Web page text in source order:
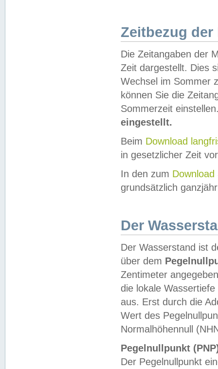
Zeitbezug der
Die Zeitangaben der
Zeit dargestellt. Dies
Wechsel im Sommer
können Sie die
Sommerzeit
eingestellt.
Beim Download
in gesetzlicher Zeit
In den zum Download
grundsätzlich
Der
Der Wasserstand ist
über dem
Zentimeter
die lokale
aus. Erst durch die
Wert des
Normalhöhennull
Pegelnullpunkt
Der Pegelnullpunkt